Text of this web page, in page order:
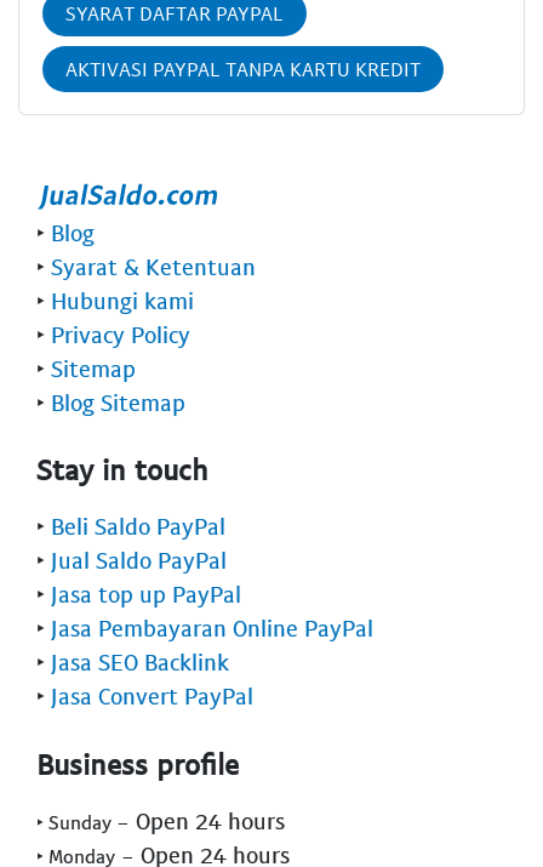
SYARAT DAFTAR PAYPAL
AKTIVASI PAYPAL TANPA KARTU KREDIT
‣ Blog
‣ Syarat & Ketentuan
‣ Hubungi kami
‣ Privacy Policy
‣ Sitemap
‣ Blog Sitemap
Stay in touch
‣ Beli Saldo PayPal
‣ Jual Saldo PayPal
‣ Jasa top up PayPal
‣ Jasa Pembayaran Online PayPal
‣ Jasa SEO Backlink
‣ Jasa Convert PayPal
Business profile
‣ Sunday - Open 24 hours
‣ Monday - Open 24 hours